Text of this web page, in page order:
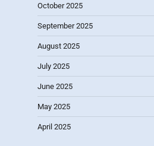
October 2025
September 2025
August 2025
July 2025
June 2025
May 2025
April 2025